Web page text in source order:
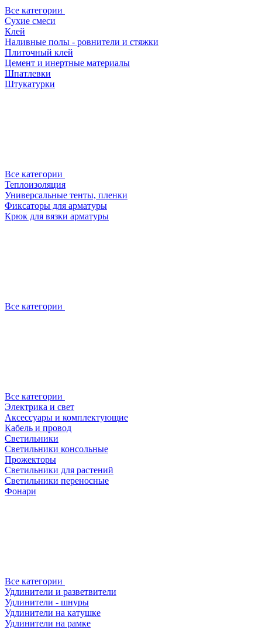
Все категории
Сухие смеси
Клей
Наливные полы - ровнители и стяжки
Плиточный клей
Цемент и инертные материалы
Шпатлевки
Штукатурки
Все категории
Теплоизоляция
Универсальные тенты, пленки
Фиксаторы для арматуры
Крюк для вязки арматуры
Все категории
Все категории
Электрика и свет
Аксессуары и комплектующие
Кабель и провод
Светильники
Светильники консольные
Прожекторы
Светильники для растений
Светильники переносные
Фонари
Все категории
Удлинители и разветвители
Удлинители - шнуры
Удлинители на катушке
Удлинители на рамке